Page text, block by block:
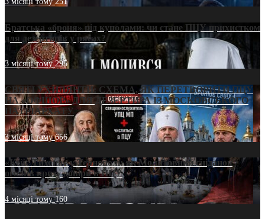
Братська «броня» під куполами: чи стане ПЦУ прихистком
для дезертирів у рясах?
3 місяці тому295
СВЯТІ УХИЛЯНТИ: СХЕМА, ЯК ПЕРЕТВОРИТИ ПЦУ
НА «ОФШОР» ДЛЯ ДЕЗЕРТИРА ІЗ МОСКОВСЬКОГО
ПАТРІАРХАТУ
3 місяці тому656
«Кейс Тихона» у Тернополі: як Молитовний сніданок
оголив кризу довіри в ПЦУ
4 місяці тому160